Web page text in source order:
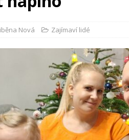
Nová Zajímaví lidé